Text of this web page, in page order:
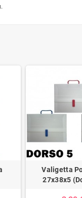
Valigetta
27x38x5